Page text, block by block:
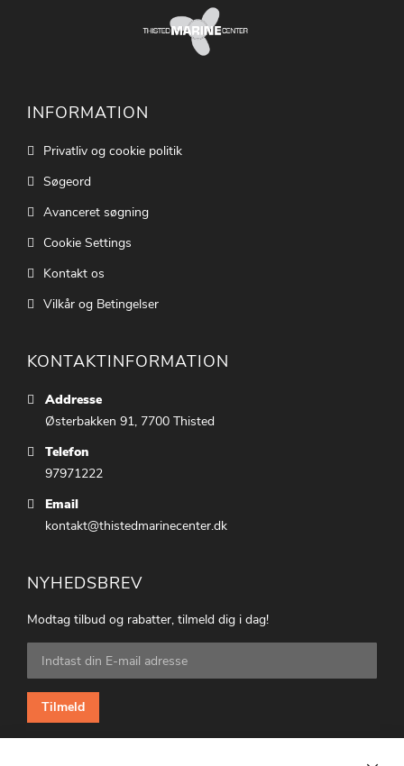
INFORMATION
Privatliv og cookie politik
Søgeord
Avanceret søgning
Cookie Settings
Kontakt os
Vilkår og Betingelser
KONTAKTINFORMATION
Addresse
Østerbakken 91, 7700 Thisted
Telefon
97971222
Email
kontakt@thistedmarinecenter.dk
NYHEDSBREV
Modtag tilbud og rabatter, tilmeld dig i dag!
Tilmeld
dig
vores
nyhedsbrev:
Tilmeld